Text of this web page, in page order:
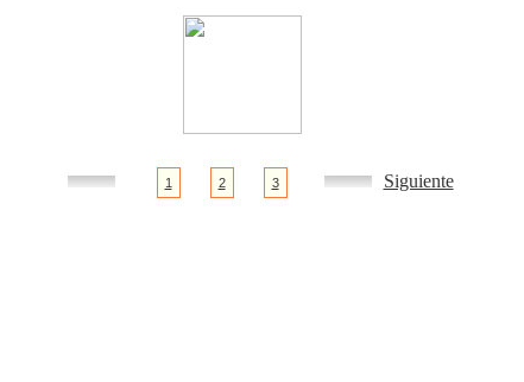
1 2 3 Siguiente